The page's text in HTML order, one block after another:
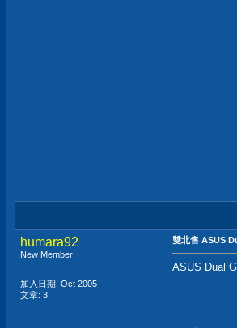
humara92
New Member
加入日期: Oct 2005
文章: 3
雙北售 ASUS
ASUS Dual